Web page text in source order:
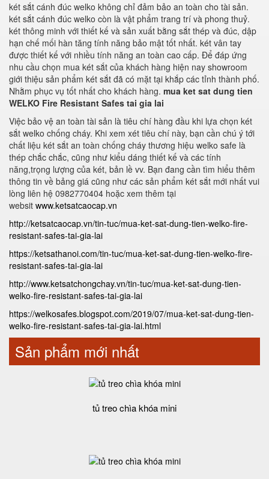
két sắt cánh đúc welko không chỉ đảm bảo an toàn cho tài sản.
két sắt cánh đúc welko còn là vật phẩm trang trí và phong thuỷ.
két thông minh với thiết kế và sản xuất bằng sắt thép và đúc, dập
hạn chế mối hàn tăng tính năng bảo mật tốt nhất. két vân tay
được thiết kế với nhiều tính năng an toàn cao cấp. Để đáp ứng
nhu cầu chọn mua két sắt của khách hàng hiện nay showroom
giới thiệu sản phẩm két sắt đã có mặt tại khắp các tỉnh thành phố.
Nhằm phục vụ tốt nhất cho khách hàng. mua ket sat dung tien
WELKO Fire Resistant Safes tai gia lai
Việc bảo vệ an toàn tài sản là tiêu chí hàng đầu khi lựa chọn két
sắt welko chống cháy. Khi xem xét tiêu chí này, bạn cần chú ý tới
chất liệu két sắt an toàn chống cháy thương hiệu welko safe là
thép chắc chắc, cũng như kiểu dáng thiết kế và các tính
năng,trọng lượng của két, bản lề vv. Bạn đang cần tìm hiểu thêm
thông tin về bảng giá cũng như các sản phẩm két sắt mới nhất vui
lòng liên hệ 0982770404 hoặc xem thêm tại
websit www.ketsatcaocap.vn
http://ketsatcaocap.vn/tin-tuc/mua-ket-sat-dung-tien-welko-fire-
resistant-safes-tai-gia-lai
https://ketsathanoi.com/tin-tuc/mua-ket-sat-dung-tien-welko-fire-
resistant-safes-tai-gia-lai
http://www.ketsatchongchay.vn/tin-tuc/mua-ket-sat-dung-tien-
welko-fire-resistant-safes-tai-gia-lai
https://welkosafes.blogspot.com/2019/07/mua-ket-sat-dung-tien-
welko-fire-resistant-safes-tai-gia-lai.html
Sản phẩm mới nhất
tủ treo chìa khóa mini